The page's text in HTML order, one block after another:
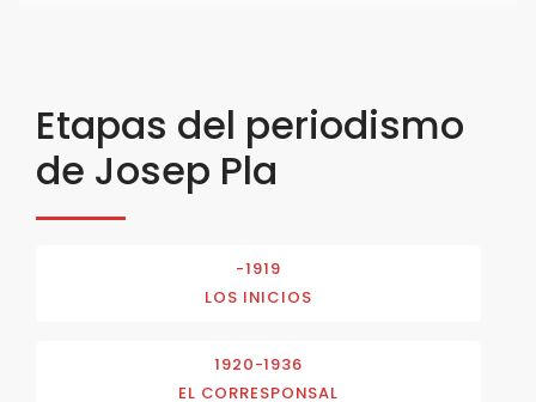
Etapas del periodismo
de Josep Pla
-1919
LOS INICIOS
1920-1936
EL CORRESPONSAL